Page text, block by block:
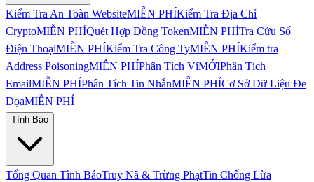
Kiểm Tra An Toàn WebsiteMIỄN PHÍKiểm Tra Địa Chỉ
CryptoMIỄN PHÍQuét Hợp Đồng TokenMIỄN PHÍTra Cứu Số
Điện ThoạiMIỄN PHÍKiểm Tra Công TyMIỄN PHÍKiểm tra
Address PoisoningMIỄN PHÍPhân Tích VíMỚIPhân Tích
EmailMIỄN PHÍPhân Tích Tin NhắnMIỄN PHÍCơ Sở Dữ Liệu Đe
DọaMIỄN PHÍ
Tình Báo
Tổng Quan Tình BáoTruy Nã & Trừng PhạtTin Chống Lừa